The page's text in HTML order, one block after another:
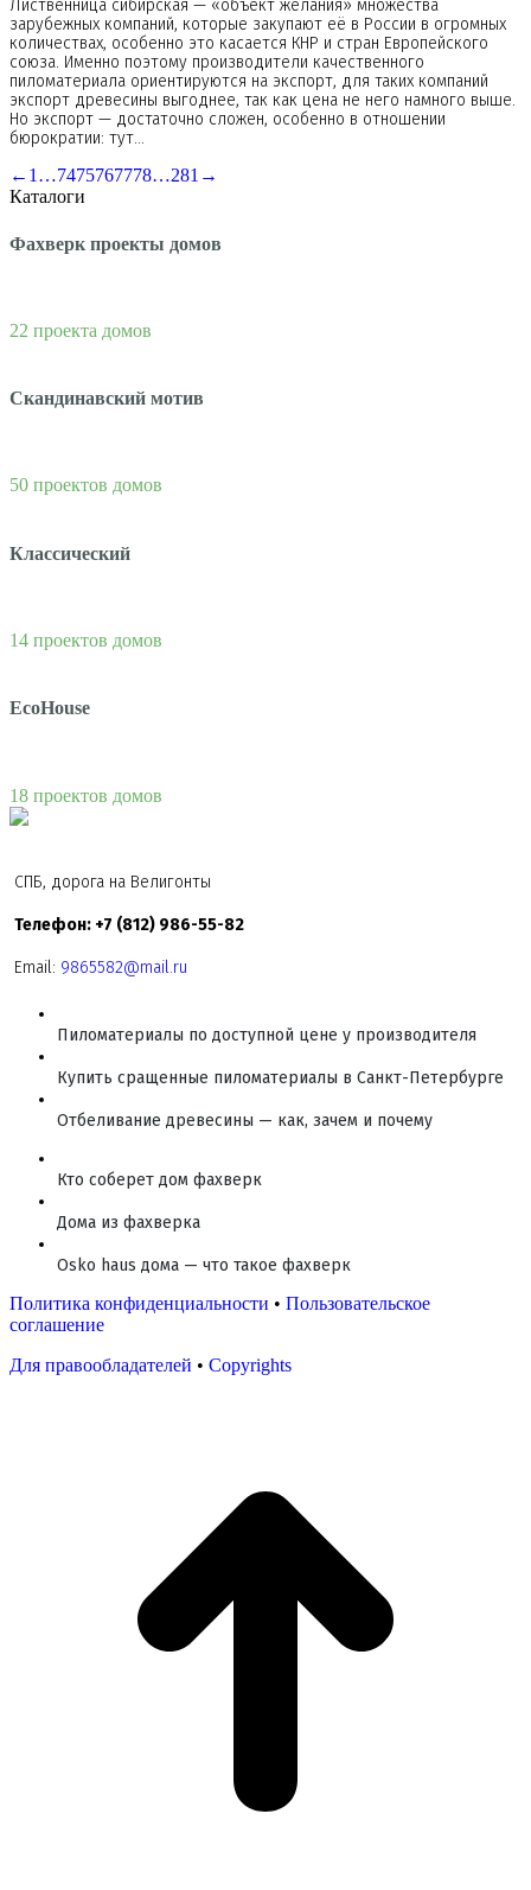
Лиственница сибирская — «объект желания» множества
зарубежных компаний, которые закупают её в России в огромных
количествах, особенно это касается КНР и стран Европейского
союза. Именно поэтому производители качественного
пиломатериала ориентируются на экспорт, для таких компаний
экспорт древесины выгоднее, так как цена не него намного выше.
Но экспорт — достаточно сложен, особенно в отношении
бюрократии: тут…
← 1 …7475767778…281 →
Каталоги
Фахверк проекты домов
22 проекта домов
Скандинавский мотив
50 проектов домов
Классический
14 проектов домов
EcoHouse
18 проектов домов
СПБ, дорога на Велигонты
Телефон: +7 (812) 986-55-82
Email: 9865582@mail.ru
Пиломатериалы по доступной цене у производителя
Купить сращенные пиломатериалы в Санкт-Петербурге
Отбеливание древесины — как, зачем и почему
Кто соберет дом фахверк
Дома из фахверка
Osko haus дома — что такое фахверк
Политика конфиденциальности • Пользовательское
соглашение
Для правообладателей • Copyrights